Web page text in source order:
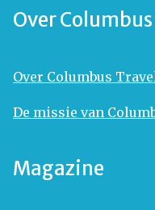
Over Columbus
Over Columbus
De missie van
Magazine